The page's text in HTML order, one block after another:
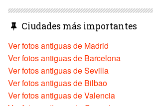
Ciudades más importantes
Ver fotos antiguas de Madrid
Ver fotos antiguas de Barcelona
Ver fotos antiguas de Sevilla
Ver fotos antiguas de Bilbao
Ver fotos antiguas de Valencia